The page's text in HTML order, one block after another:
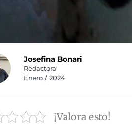
Josefina Bonari
Redactora
Enero / 2024
¡Valora esto!